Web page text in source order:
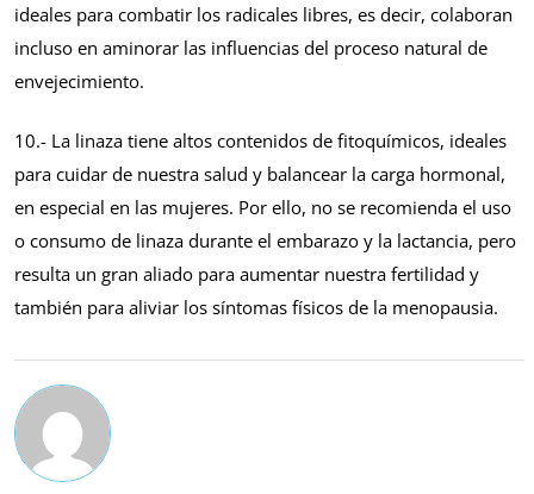
ideales para combatir los radicales libres, es decir, colaboran
incluso en aminorar las influencias del proceso natural de
envejecimiento.
10.- La linaza tiene altos contenidos de fitoquímicos, ideales
para cuidar de nuestra salud y balancear la carga hormonal,
en especial en las mujeres. Por ello, no se recomienda el uso
o consumo de linaza durante el embarazo y la lactancia, pero
resulta un gran aliado para aumentar nuestra fertilidad y
también para aliviar los síntomas físicos de la menopausia.